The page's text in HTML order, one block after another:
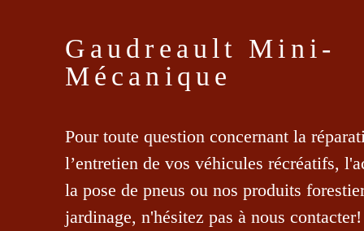
Gaudreault Mini-
Mécanique
Pour toute question concernant la
l’entretien de vos véhicules récréatifs,
la pose de pneus ou nos produits
jardinage, n'hésitez pas à nous contacter!